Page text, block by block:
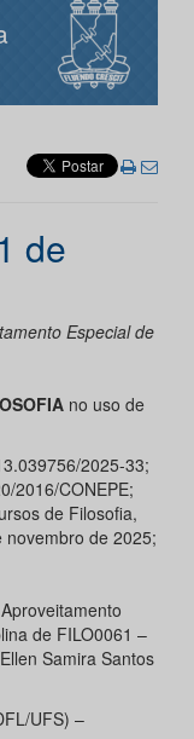
de
Especial de
no uso de
2025-33;
2016/CONEPE;
de Filosofia,
de 2025;
de FILO0061 –
Samira Santos
UFS) –